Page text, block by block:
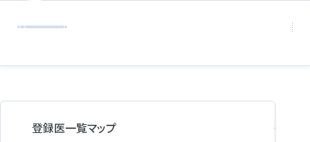
登録医一覧マップ